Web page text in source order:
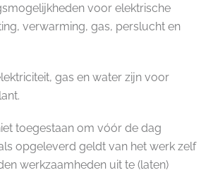
voor elektrische
verwarming, gas, perslucht en
gas en water zijn voor
toegestaan om vóór de dag
opgeleverd geldt van het werk zelf
werkzaamheden uit te (laten)